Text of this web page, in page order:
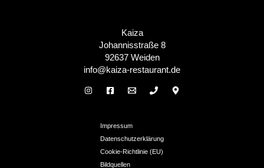
Kaiza
Johannisstraße 8
92637 Weiden
info@kaiza-restaurant.de
Impressum
Datenschutzerklärung
Cookie-Richtlinie (EU)
Bildquellen